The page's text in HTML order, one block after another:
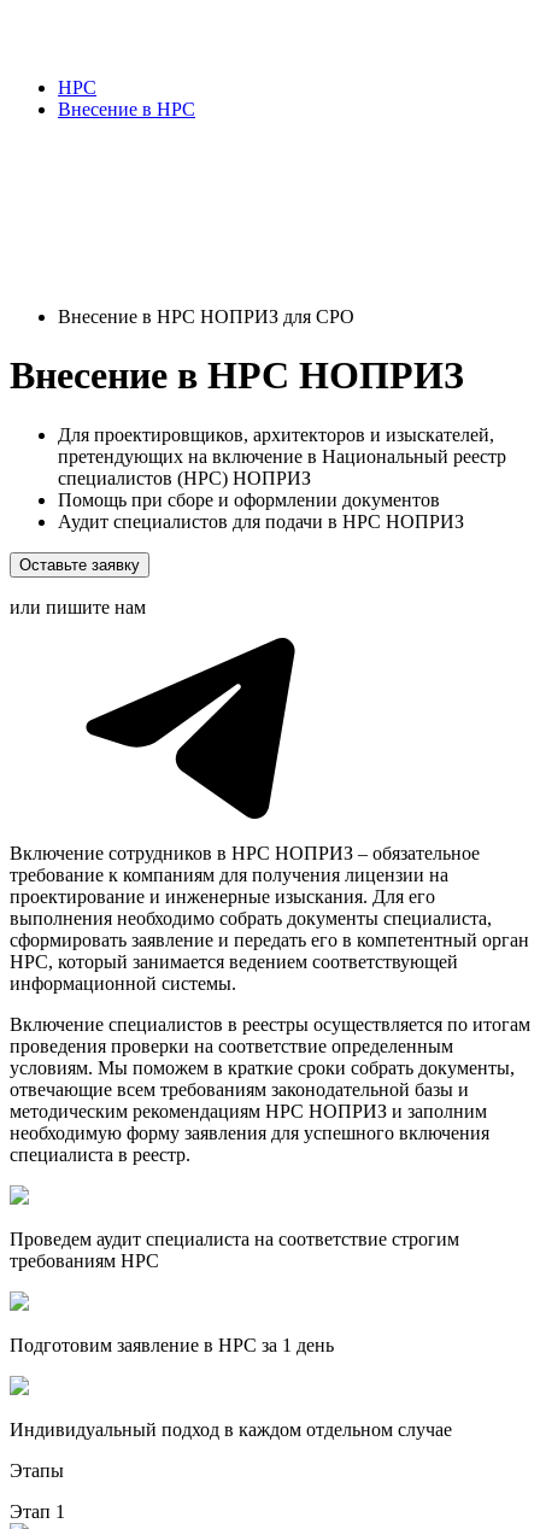
НРС
Внесение в НРС
Внесение в НРС НОПРИЗ для СРО
Внесение в НРС НОПРИЗ
Для проектировщиков, архитекторов и изыскателей,
претендующих на включение в Национальный реестр
специалистов (НРС) НОПРИЗ
Помощь при сборе и оформлении документов
Аудит специалистов для подачи в НРС НОПРИЗ
Оставьте заявку
или пишите нам
Включение сотрудников в НРС НОПРИЗ – обязательное
требование к компаниям для получения лицензии на
проектирование и инженерные изыскания. Для его
выполнения необходимо собрать документы специалиста,
сформировать заявление и передать его в компетентный орган
НРС, который занимается ведением соответствующей
информационной системы.
Включение специалистов в реестры осуществляется по итогам
проведения проверки на соответствие определенным
условиям. Мы поможем в краткие сроки собрать документы,
отвечающие всем требованиям законодательной базы и
методическим рекомендациям НРС НОПРИЗ и заполним
необходимую форму заявления для успешного включения
специалиста в реестр.
Проведем аудит специалиста на соответствие строгим
требованиям НРС
Подготовим заявление в НРС за 1 день
Индивидуальный подход в каждом отдельном случае
Этапы
Этап 1